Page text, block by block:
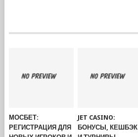
МОСБЕТ:
РЕГИСТРАЦИЯ ДЛЯ
JET CASINO:
БОНУСЫ, КЕШБЭК